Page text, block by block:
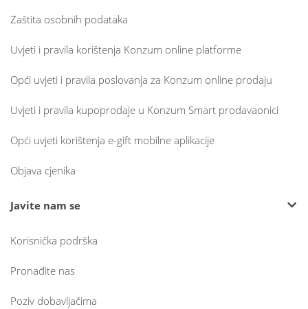
Zaštita osobnih podataka
Uvjeti i pravila korištenja Konzum online platforme
Opći uvjeti i pravila poslovanja za Konzum online prodaju
Uvjeti i pravila kupoprodaje u Konzum Smart prodavaonici
Opći uvjeti korištenja e-gift mobilne aplikacije
Objava cjenika
Javite nam se
Korisnička podrška
Pronađite nas
Poziv dobavljačima